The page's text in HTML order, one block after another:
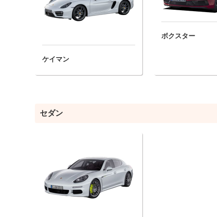
ケイマン
ボクスター
セダン